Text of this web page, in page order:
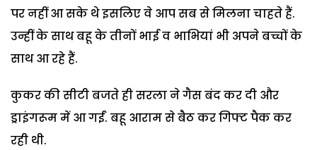
पर नहीं आ सके थे इसलिए वे आप सब से मिलना चाहते हैं.
उन्हीं के साथ बहू के तीनों भाई व भाभियां भी अपने बच्चों के
साथ आ रहे हैं.
कुकर की सीटी बजते ही सरला ने गैस बंद कर दी और
ड्राइंगरूम में आ गईं. बहू आराम से बैठ कर गिफ्ट पैक कर
रही थी.